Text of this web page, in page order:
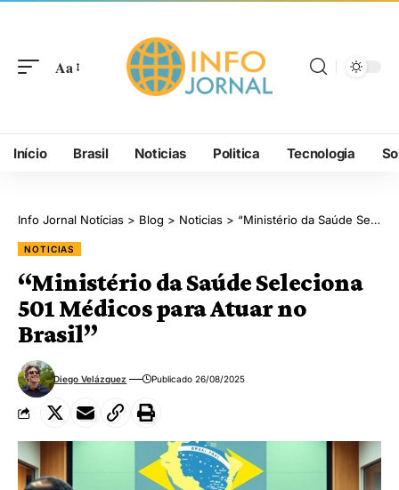
Aa
Início Brasil Noticias Politica Tecnologia
Info Jornal Notícias > Blog > Noticias > “Ministério da Saúde Seleciona 501 Médicos para Atuar no Brasil”
NOTICIAS
“Ministério da Saúde Seleciona
501 Médicos para Atuar no
Brasil”
Diego Velázquez Publicado 26/08/2025